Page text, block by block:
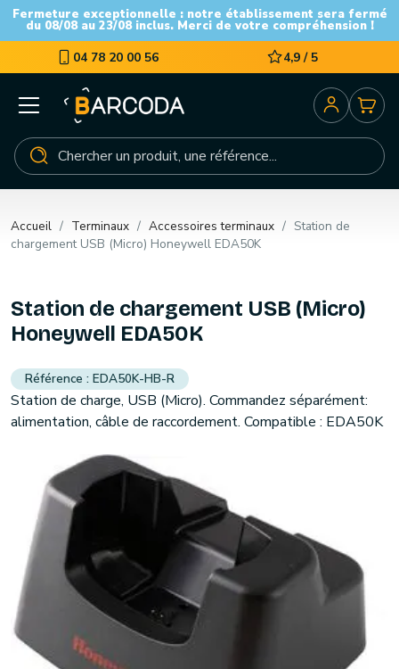
Fermeture exceptionnelle : notre établissement sera fermé
du 08/08 au 23/08 inclus. Merci de votre compréhension !
04 78 20 00 56 4,9 / 5
Accueil Terminaux Accessoires terminaux
Station de
chargement USB (Micro) Honeywell EDA50K
Station de chargement USB (Micro)
Honeywell EDA50K
EDA50K-HB-R
Station de charge, USB (Micro). Commandez séparément:
alimentation, câble de raccordement. Compatible : EDA50K